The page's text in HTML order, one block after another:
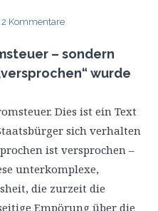
2 Kommentare
– sondern
wurde
Dies ist ein Text
sich verhalten
ist versprochen –
unterkomplexe,
die zurzeit die
Empörung über die